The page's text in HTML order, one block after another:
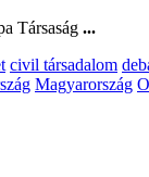
Társaság ...
civil társadalom
Magyarország